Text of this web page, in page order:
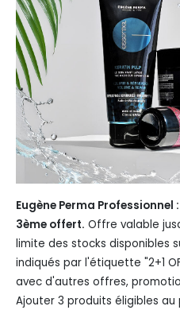
Eugène Perma
3ème offert. Offre valable
limite des stocks disponibles
indiqués par l'étiquette "2+1
avec d'autres offres,
Ajouter 3 produits éligibles au